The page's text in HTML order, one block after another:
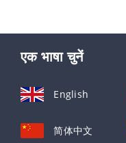
एक भाषा चुनें
English
简体中文